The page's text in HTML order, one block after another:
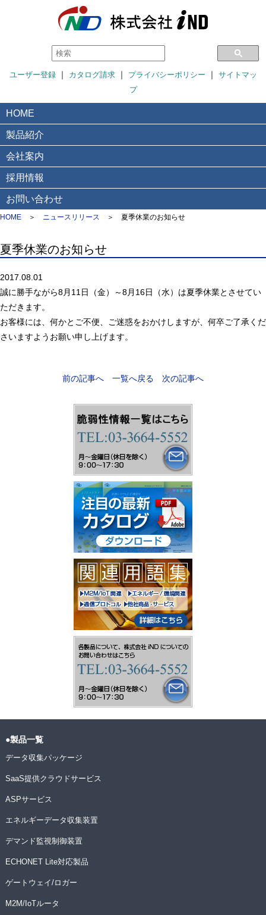
ユーザー登録｜ カタログ請求｜ プライバシーポリシー ｜ サイトマッ
プ
HOME
製品紹介
会社案内
採用情報
お問い合わせ
HOME ＞ ニュースリリース ＞ 夏季休業のお知らせ
夏季休業のお知らせ
2017.08.01
誠に勝手ながら8月11日（金）～8月16日（水）は夏季休業とさせてい
ただきます。
お客様には、何かとご不便、ご迷惑をおかけしますが、何卒ご了承くだ
さいますようお願い申し上げます。
前の記事へ 一覧へ戻る 次の記事へ
●製品一覧
データ収集パッケージ
SaaS提供クラウドサービス
ASPサービス
エネルギーデータ収集装置
デマンド監視制御装置
ECHONET Lite対応製品
ゲートウェイ/ロガー
M2M/IoTルータ